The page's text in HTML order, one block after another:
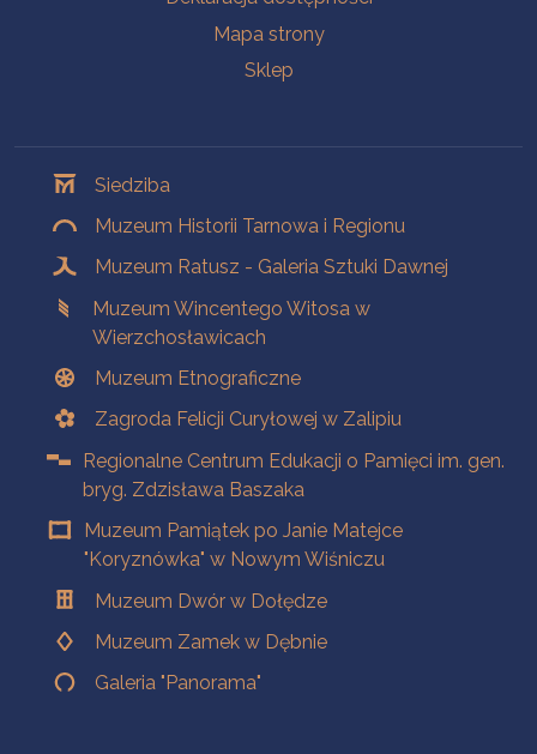
Mapa strony
Sklep
Siedziba
Muzeum Historii Tarnowa i Regionu
Muzeum Ratusz - Galeria Sztuki Dawnej
Muzeum Wincentego Witosa w
Wierzchosławicach
Muzeum Etnograficzne
Zagroda Felicji Curyłowej w Zalipiu
Regionalne Centrum Edukacji o Pamięci im. gen.
bryg. Zdzisława Baszaka
Muzeum Pamiątek po Janie Matejce
"Koryznówka" w Nowym Wiśniczu
Muzeum Dwór w Dołędze
Muzeum Zamek w Dębnie
Galeria "Panorama"